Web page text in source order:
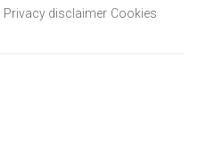
Privacy disclaimer Cookies